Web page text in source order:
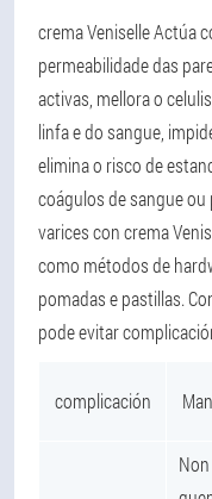
crema Veniselle Actúa
permeabilidade das
activas, mellora o
linfa e do sangue,
elimina o risco de
coágulos de sangue
varices con crema
como métodos de
pomadas e pastillas.
pode evitar
complicación